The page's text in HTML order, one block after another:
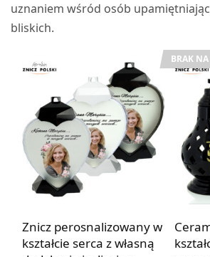
uznaniem wśród osób
bliskich.
Znicz perosnalizowany w
kształcie serca z własną
BRAK